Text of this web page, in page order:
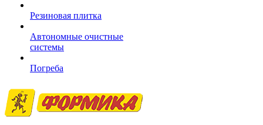
Резиновая плитка
Автономные очистные
системы
Погреба